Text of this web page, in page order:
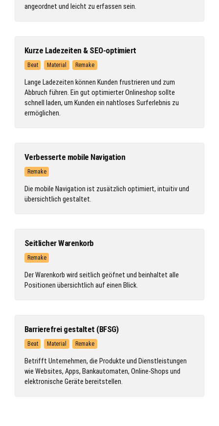
angeordnet und leicht zu erfassen sein.
Kurze Ladezeiten & SEO-optimiert
Beat Material Remake
Lange Ladezeiten können Kunden frustrieren und zum
Abbruch führen. Ein gut optimierter Onlineshop sollte
schnell laden, um Kunden ein nahtloses Surferlebnis zu
ermöglichen.
Verbesserte mobile Navigation
Remake
Die mobile Navigation ist zusätzlich optimiert, intuitiv und
übersichtlich gestaltet.
Seitlicher Warenkorb
Remake
Der Warenkorb wird seitlich geöfnet und beinhaltet alle
Positionen übersichtlich auf einen Blick.
Barrierefrei gestaltet (BFSG)
Beat Material Remake
Betrifft Unternehmen, die Produkte und Dienstleistungen
wie Websites, Apps, Bankautomaten, Online-Shops und
elektronische Geräte bereitstellen.